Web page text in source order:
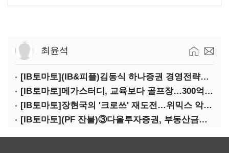
최윤석
[IB토마토](IB&피플)김동식 하나증권 경영전략본부장
[IB토마토]메가스터디, 교육보다 골프장…300억 대여 뒤 보증 리스크
[IB토마토]장현국의 '크로쓰' 재도전…위믹스 악몽 지울 수 있나
[IB토마토](PF 잔불)③다올투자증권, 부동산금융 줄였지만 정상화는 진행형